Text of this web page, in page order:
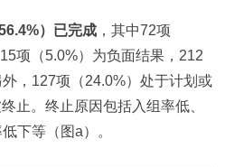
）已完成 ，其中72项
项（5.0%）为负面结果，212
，127项（24.0%）处于计划或
止。终止原因包括入组率低、
下等（图a）。